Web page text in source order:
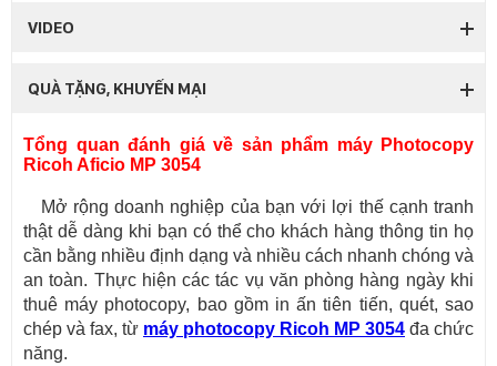
VIDEO
QUÀ TẶNG, KHUYẾN MẠI
Tổng quan đánh giá về sản phẩm máy Photocopy
Ricoh Aficio MP 3054
Mở rộng doanh nghiệp của bạn với lợi thế cạnh tranh
thật dễ dàng khi bạn có thể cho khách hàng thông tin họ
cần bằng nhiều định dạng và nhiều cách nhanh chóng và
an toàn. Thực hiện các tác vụ văn phòng hàng ngày khi
thuê máy photocopy, bao gồm in ấn tiên tiến, quét, sao
chép và fax, từ máy photocopy Ricoh MP 3054 đa chức
năng.